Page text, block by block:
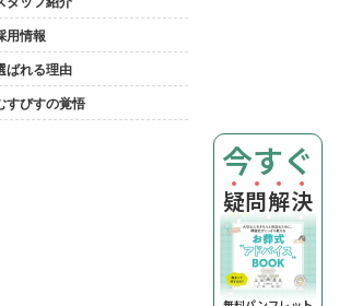
用情報
ばれる理由
すびすの覚悟
今すぐ
疑問解決